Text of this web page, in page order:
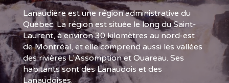
Lanaudière est une région administrative du
Québec. La région est située le long du Saint-
Laurent, à environ 30 kilomètres au nord-est
de Montréal, et elle comprend aussi les vallées
des rivières L'Assomption et Ouareau. Ses
habitants sont des Lanaudois et des
Lanaudoises.